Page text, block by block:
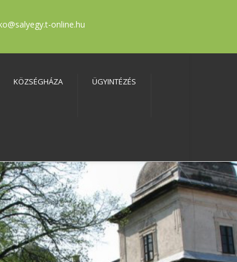
online.hu
KÖZSÉGHÁZA ÜGYINTÉZÉS